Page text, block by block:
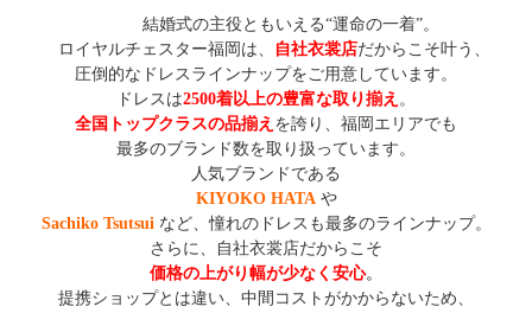
結婚式の主役ともいえる“運命の一着”。
ロイヤルチェスター福岡は、
自社衣裳店だからこそ叶う、
圧倒的なドレスラインナップをご用意しています。
ドレスは2500着以上の豊富な取り揃え 。
全国トップクラスの品揃え を誇り、福岡エリアでも
最多のブランド数を取り扱っています。
人気ブランドである
KIYOKO HATAや
Sachiko Tsutsui など、憧れのドレスも最多のラインナップ。
さらに、自社衣裳店だからこそ
価格の上がり幅が少なく安心。
提携ショップとは違い、中間コストがかからないため、